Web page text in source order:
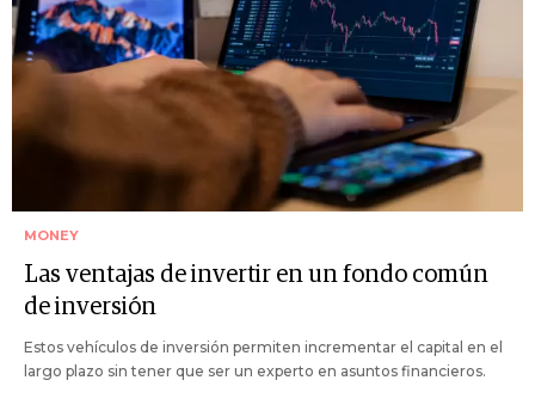
MONEY
Las ventajas de invertir en un fondo común
de inversión
Estos vehículos de inversión permiten incrementar el capital en el
largo plazo sin tener que ser un experto en asuntos financieros.